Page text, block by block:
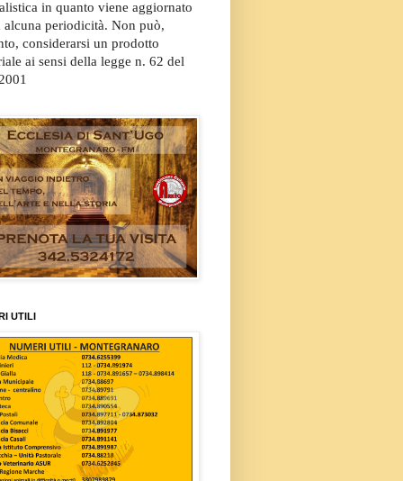
in quanto viene aggiornato
alcuna periodicità. Non può,
considerarsi un prodotto
ai sensi della legge n. 62 del
UTILI